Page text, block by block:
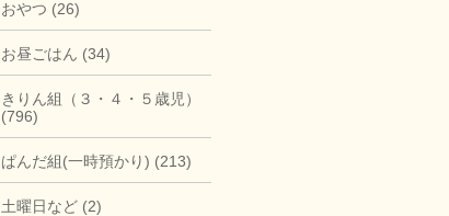
おやつ (26)
お昼ごはん (34)
きりん組（３・４・５歳児）
(796)
ぱんだ組(一時預かり) (213)
土曜日など (2)